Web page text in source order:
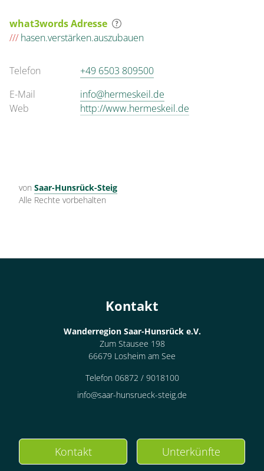
what3words Adresse
/// hasen.verstärken.auszubauen
Telefon
+49 6503 809500
E-Mail
info@hermeskeil.de
Web
http://www.hermeskeil.de
von Saar-Hunsrück-Steig
Alle Rechte vorbehalten
Kontakt
Wanderregion Saar-Hunsrück e.V.
Zum Stausee 198
66679 Losheim am See
Telefon 06872 / 9018100
info@saar-hunsrueck-steig.de
Kontakt Unterkünfte